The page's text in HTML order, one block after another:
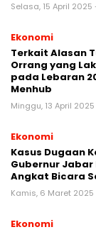
Selasa, 15 April 2025
Ekonomi
Terkait Alasan
Orrang yang
pada Lebaran
Menhub
Minggu, 13 April 2025
Ekonomi
Kasus Dugaan
Gubernur Jabar
Angkat Bicara
Kamis, 6 Maret 2025
Ekonomi